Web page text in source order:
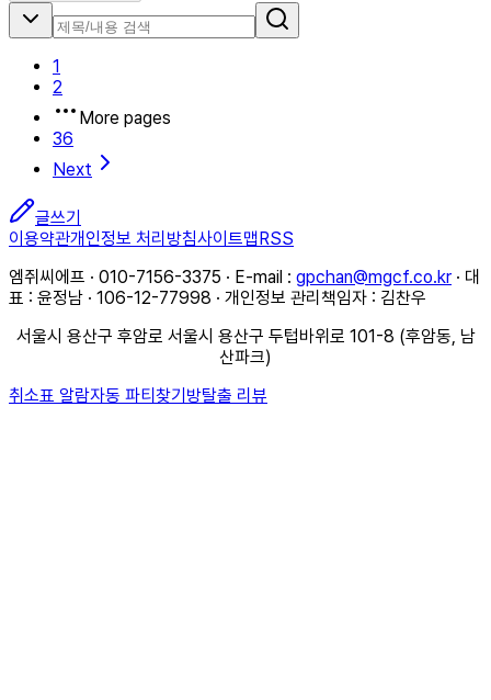
1
2
More pages
36
Next
글쓰기
이용약관개인정보 처리방침사이트맵 RSS
엠쥐씨에프 · 010-7156-3375 · E-mail : gpchan@mgcf.co.kr · 대
표 : 윤정남 · 106-12-77998 · 개인정보 관리책임자 : 김찬우
서울시 용산구 후암로 서울시 용산구 두텁바위로 101-8 (후암동, 남
산파크)
취소표 알람자동 파티찾기 방탈출 리뷰